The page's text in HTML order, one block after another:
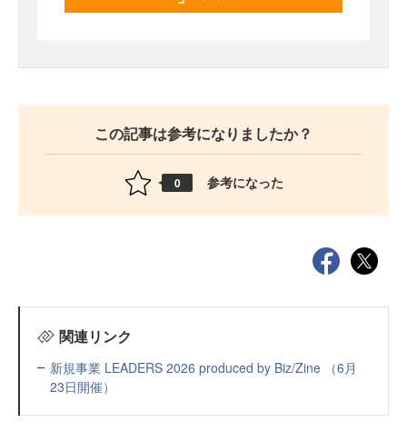
この記事は参考になりましたか？
0 参考になった
関連リンク
新規事業 LEADERS 2026 produced by Biz/Zine （6月
23日開催）